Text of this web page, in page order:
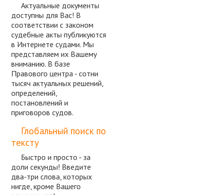
Актуальные документы
доступны для Вас! В
соответствии с законом
судебные акты публикуются
в Интернете судами. Мы
представляем их Вашему
вниманию. В базе
Правового центра - сотни
тысяч актуальных решений,
определений,
постановлений и
приговоров судов.
Глобальный поиск по
тексту
Быстро и просто - за
доли секунды! Введите
два-три слова, которых
нигде, кроме Вашего